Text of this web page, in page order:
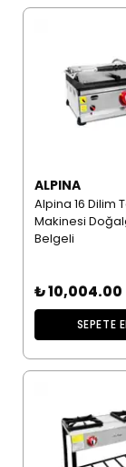
ALPINA
Alpina 16 Dilim
Makinesi
Belgeli
₺ 10,004.00
SEPETE